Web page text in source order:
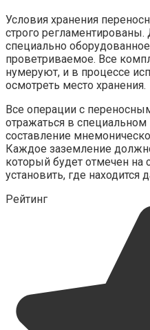
Условия хранения
строго регламентированы.
специально
проветриваемое. Все
нумеруют, и в процессе
осмотреть место хранения.
Все операции с
отражаться в специальном
составление
Каждое заземление
который будет отмечен на
установить, где находится
Рейтинг